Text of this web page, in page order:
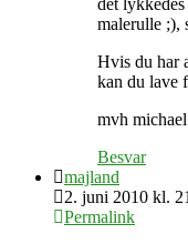
det
malerulle ;),
Hvis du har
kan du lave
mvh michael
Besvar
majland
2. juni 2010 kl.
Permalink